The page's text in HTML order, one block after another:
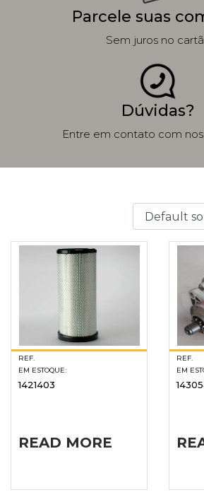
Parcele suas
Sem juros no
Dúvidas?
Entre em contato com
REF.
EM ESTOQUE:
1421403
READ MORE
REF.
EM